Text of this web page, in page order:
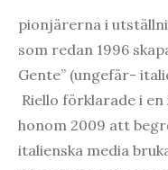
pionjärerna i
som redan 1996
Gente” (ungefär-
Riello förklarade i
honom 2009 att
italienska media